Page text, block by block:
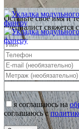
Оставьте своё имя и
специалист свяжется
я соглашаюсь на
соглашаюсь с